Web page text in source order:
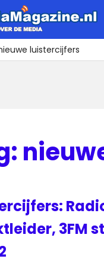
luistercijfers
3FM